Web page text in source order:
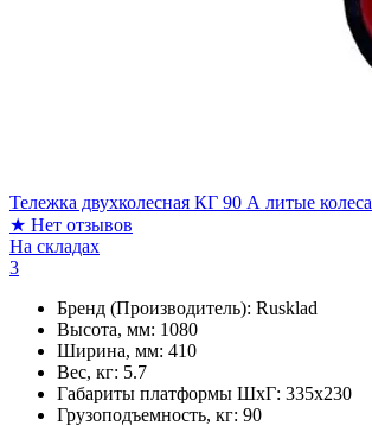
Тележка двухколесная КГ 90 А литые колеса
★ Нет отзывов
На складах
3
Бренд (Производитель): Rusklad
Высота, мм: 1080
Ширина, мм: 410
Вес, кг: 5.7
Габариты платформы ШxГ: 335х230
Грузоподъемность, кг: 90